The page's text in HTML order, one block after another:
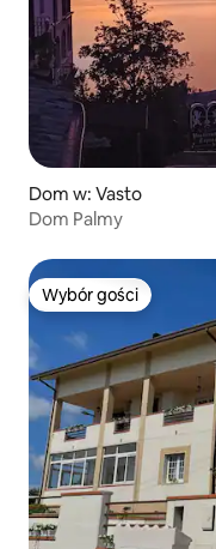
Dom w: Vasto
Dom Palmy
Wybór gości
Wybór gości